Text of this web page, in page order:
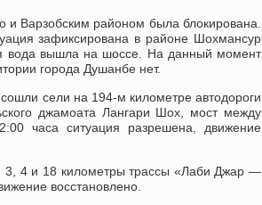
Варзобским районом была блокирована.
зафиксирована в районе Шохмансур
вода вышла на шоссе. На данный момент
города Душанбе нет.
сели на 194-м километре автодороги
джамоата Лангари Шох, мост между
часа ситуация разрешена, движение
3, 4 и 18 километры трассы «Лаби Джар —
восстановлено.